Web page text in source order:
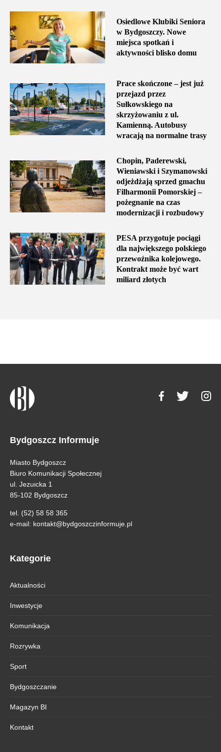
Osiedlowe Klubiki Seniora
w Bydgoszczy. Nowe
miejsca spotkań i
aktywności blisko domu
Prace skończone – jest już
przejazd przez
Sułkowskiego na
skrzyżowaniu z ul.
Kamienną. Autobusy
wracają na normalne trasy
Chopin, Paderewski,
Wieniawski i Szymanowski
odjeżdżają sprzed gmachu
Filharmonii Pomorskiej –
pożegnanie na czas
modernizacji i rozbudowy
PESA przygotuje pociągi
dla największego polskiego
przewoźnika kolejowego.
Kontrakt może być wart
miliard złotych
Bydgoszcz Informuje
Miasto Bydgoszcz
Biuro Komunikacji Społecznej
ul. Jezuicka 1
85-102 Bydgoszcz
tel. (52) 58 58 365
e-mail: kontakt@bydgoszczinformuje.pl
Kategorie
Aktualności
Inwestycje
Komunikacja
Rozrywka
Sport
Bydgoszczanie
Magazyn BI
Kontakt